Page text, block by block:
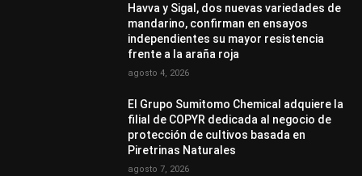
Havva y Sigal, dos nuevas variedades de
mandarino, confirman en ensayos
independientes su mayor resistencia
frente a la araña roja
agosto 4, 2026
El Grupo Sumitomo Chemical adquiere la
filial de COPYR dedicada al negocio de
protección de cultivos basada en
Piretrinas Naturales
agosto 7, 2026